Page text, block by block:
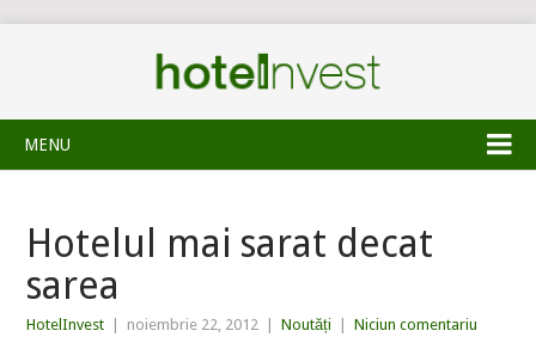
MENU
Hotelul mai sarat decat
sarea
HotelInvest noiembrie 22, 2012 Noutăți Niciun comentariu